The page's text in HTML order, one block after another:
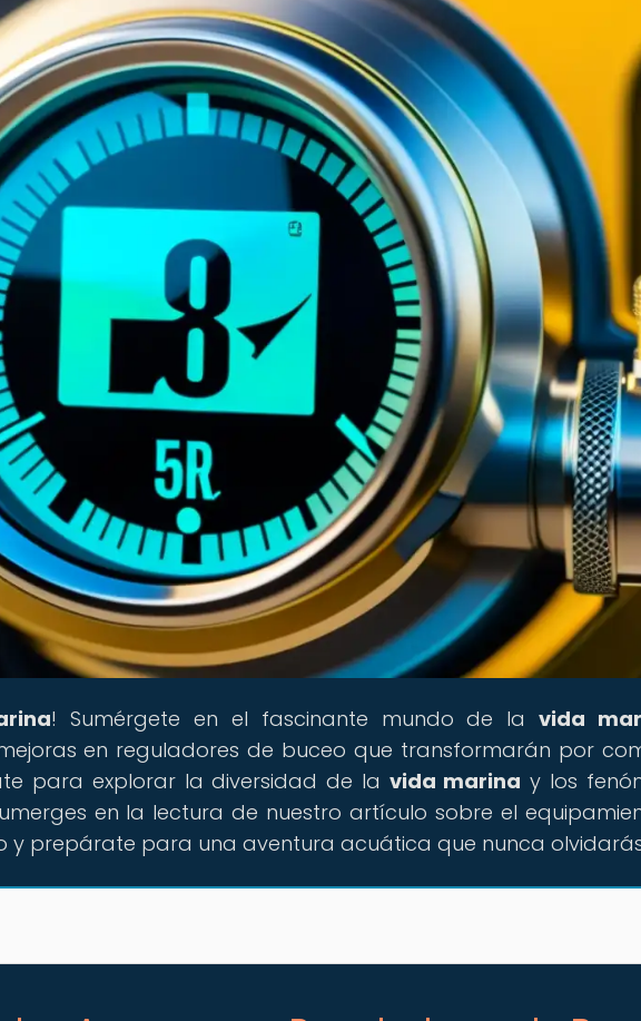
! Sumérgete en el fascinante mundo de la vida
en reguladores de buceo que transformarán por
para explorar la diversidad de la vida marina y los
en la lectura de nuestro artículo sobre el
y prepárate para una aventura acuática que nunca